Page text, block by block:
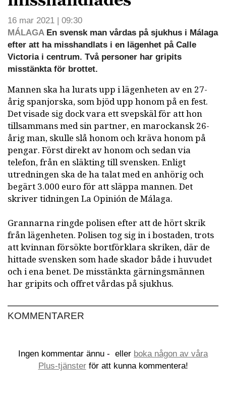
16 mar 2021 | 09:30
MÁLAGAEn svensk man vårdas på sjukhus i Málaga
efter att ha misshandlats i en lägenhet på Calle
Victoria i centrum. Två personer har gripits
misstänkta för brottet.
Mannen ska ha lurats upp i lägenheten av en 27-
årig spanjorska, som bjöd upp honom på en fest.
Det visade sig dock vara ett svepskäl för att hon
tillsammans med sin partner, en marockansk 26-
årig man, skulle slå honom och kräva honom på
pengar. Först direkt av honom och sedan via
telefon, från en släkting till svensken. Enligt
utredningen ska de ha talat med en anhörig och
begärt 3.000 euro för att släppa mannen. Det
skriver tidningen La Opinión de Málaga.
Grannarna ringde polisen efter att de hört skrik
från lägenheten. Polisen tog sig in i bostaden, trots
att kvinnan försökte bortförklara skriken, där de
hittade svensken som hade skador både i huvudet
och i ena benet. De misstänkta gärningsmännen
har gripits och offret vårdas på sjukhus.
KOMMENTARER
Ingen kommentar ännu - eller boka någon av våra
Plus-tjänsterför att kunna kommentera!